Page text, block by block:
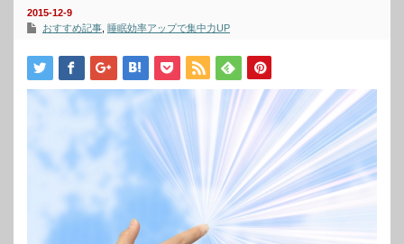
2015-12-9
おすすめ記事 睡眠効率アップで集中力UP